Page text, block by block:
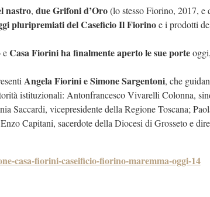
nastro, due Grifoni d’Oro(lo stesso Fiorino, 2017, e
pluripremiati del Caseficio Il Fiorinoe i prodotti
eCasa Fiorini ha finalmente aperto le sue porte
Angela Fiorini e Simone Sargentoni, che
istituzionali: Antonfrancesco Vivarelli Colonna,
Saccardi, vicepresidente della Regione Toscana;
Capitani, sacerdote della Diocesi di Grosseto e